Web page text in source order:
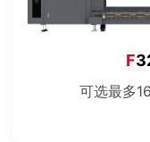
F
可选最多